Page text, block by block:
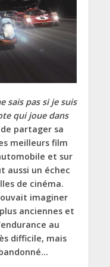
sais pas si je suis
qui joue dans
partager sa
meilleurs film
et sur
aussi un échec
de cinéma.
imaginer
anciennes et
au
difficile, mais